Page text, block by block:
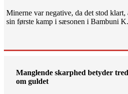
Minerne var negative, da det stod klart,
sin første kamp i sæsonen i Bambuni
Manglende skarphed betyder
om guldet